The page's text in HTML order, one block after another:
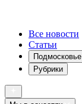
Все новости
Статьи
Подмосковье
Рубрики